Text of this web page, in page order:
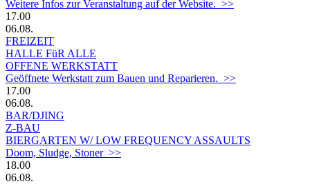
Weitere Infos zur Veranstaltung auf der Website. >>
17.00
06.08.
FREIZEIT
HALLE FüR ALLE
OFFENE WERKSTATT
Geöffnete Werkstatt zum Bauen und Reparieren. >>
17.00
06.08.
BAR/DJING
Z-BAU
BIERGARTEN W/ LOW FREQUENCY ASSAULTS
Doom, Sludge, Stoner >>
18.00
06.08.